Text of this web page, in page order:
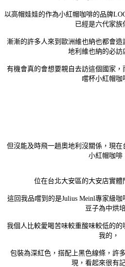
以高帽娃娃的作為小紅帽咖啡的品牌
已經是六代家族
漸漸的許多人來到歐洲維也納也都會
地利維也納的必訪
有機會真的會想要親自去訪這個國家
嚐杯小紅帽咖
但沒能及時飛一趟奧地利沒關係，現
小紅帽咖啡
位在台北大安區的大安店實體
這回我品嚐到的是Julius Meinl專家級
豆子為中烘
我個人比較愛喝苦味較重酸味較低的
我的，
包裝為深紅色，搭配上黑色線條，許
現，看起來很有